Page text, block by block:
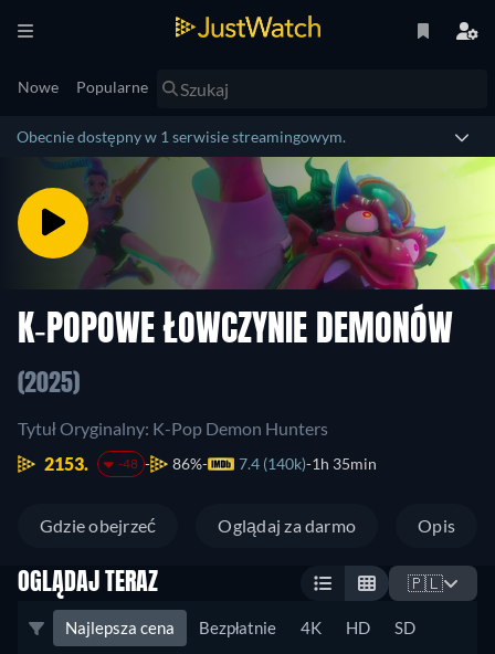
Nowe Popularne
Obecnie dostępny w 1 serwisie streamingowym.
K-POPOWE ŁOWCZYNIE DEMONÓW
(2025)
Tytuł Oryginalny: K-Pop Demon Hunters
2153.
-48 86% 7.4 (140k) 1h 35min
Gdzie obejrzeć Oglądaj za darmo Opis
OGLĄDAJ TERAZ 🇵🇱
Najlepsza cena Bezpłatnie 4K HD SD